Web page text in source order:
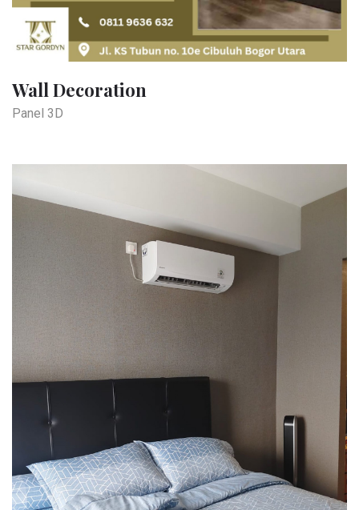
Wall Decoration
Panel 3D